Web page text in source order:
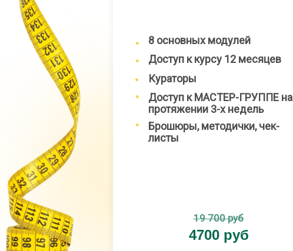
4700 руб
19 700 руб
8 основных модулей
Кураторы
Доступ к курсу 12 месяцев
Доступ к МАСТЕР-ГРУППЕ на
протяжении 3-х недель
Брошюры, методички, чек-
листы